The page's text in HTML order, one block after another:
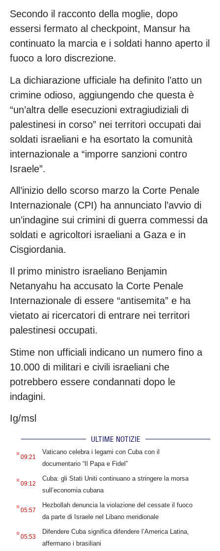
Secondo il racconto della moglie, dopo
essersi fermato al checkpoint, Mansur ha
continuato la marcia e i soldati hanno aperto il
fuoco a loro discrezione.
La dichiarazione ufficiale ha definito l’atto un
crimine odioso, aggiungendo che questa è
“un’altra delle esecuzioni extragiudiziali di
palestinesi in corso” nei territori occupati dai
soldati israeliani e ha esortato la comunità
internazionale a “imporre sanzioni contro
Israele”.
All’inizio dello scorso marzo la Corte Penale
Internazionale (CPI) ha annunciato l’avvio di
un’indagine sui crimini di guerra commessi da
soldati e agricoltori israeliani a Gaza e in
Cisgiordania.
Il primo ministro israeliano Benjamin
Netanyahu ha accusato la Corte Penale
Internazionale di essere “antisemita” e ha
vietato ai ricercatori di entrare nei territori
palestinesi occupati.
Stime non ufficiali indicano un numero fino a
10.000 di militari e civili israeliani che
potrebbero essere condannati dopo le
indagini.
Ig/msl
ULTIME NOTIZIE
.09:21
Vaticano celebra i legami con Cuba con il
documentario “Il Papa e Fidel”
.09:12
Cuba: gli Stati Uniti continuano a stringere la morsa
sull’economia cubana
.05:57
Hezbollah denuncia la violazione del cessate il fuoco
da parte di Israele nel Libano meridionale
.05:53
Difendere Cuba significa difendere l’America Latina,
affermano i brasiliani